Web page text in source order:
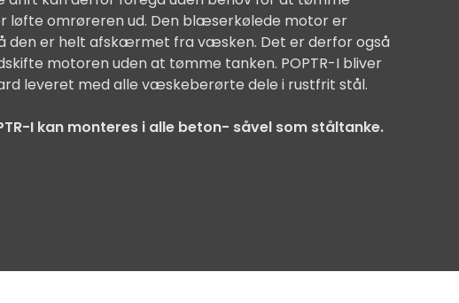
løfte omrøreren ud. Den blæserkølede motor er
den er helt afskærmet fra væsken. Det er derfor også
motoren uden at tømme tanken. POPTR-I bliver
leveret med alle væskeberørte dele i rustfrit stål.
I kan monteres i alle beton- såvel som ståltanke.